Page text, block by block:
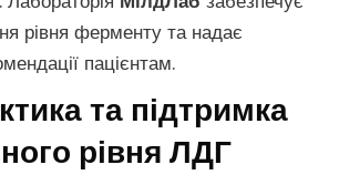
рівня ферменту та надає
пацієнтам.
та підтримка
рівня ЛДГ